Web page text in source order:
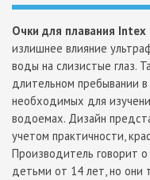
Очки для плавания Intex
излишнее влияние
воды на слизистые глаз.
длительном пребывании
необходимых для
водоемах. Дизайн
учетом практичности,
Производитель говорит
детьми от 14 лет, но они